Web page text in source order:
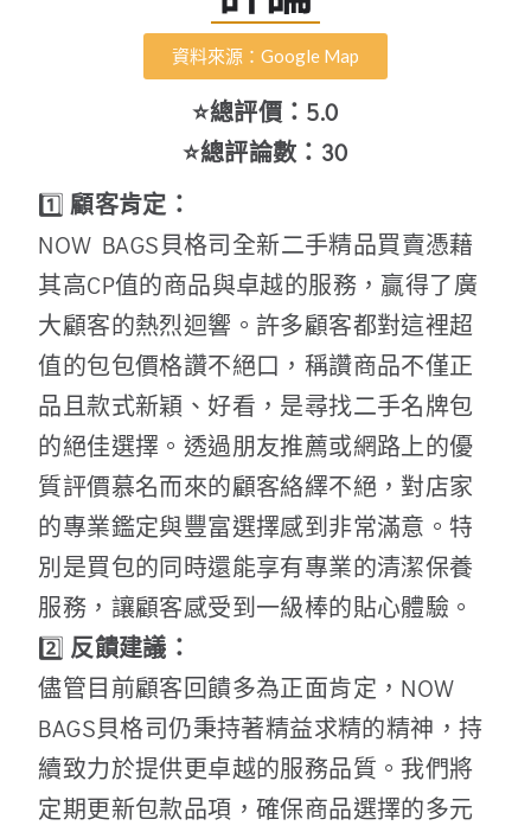
資料來源：Google Map
⭐總評價：5.0
⭐總評論數：30
1️⃣ 顧客肯定：
NOW BAGS貝格司全新二手精品買賣憑藉
其高CP值的商品與卓越的服務，贏得了廣
大顧客的熱烈迴響。許多顧客都對這裡超
值的包包價格讚不絕口，稱讚商品不僅正
品且款式新穎、好看，是尋找二手名牌包
的絕佳選擇。透過朋友推薦或網路上的優
質評價慕名而來的顧客絡繹不絕，對店家
的專業鑑定與豐富選擇感到非常滿意。特
別是買包的同時還能享有專業的清潔保養
服務，讓顧客感受到一級棒的貼心體驗。
2️⃣ 反饋建議：
儘管目前顧客回饋多為正面肯定，NOW
BAGS貝格司仍秉持著精益求精的精神，持
續致力於提供更卓越的服務品質。我們將
定期更新包款品項，確保商品選擇的多元